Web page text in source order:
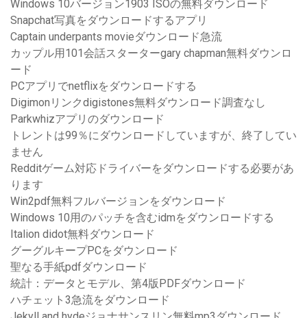
Windows 10バージョン1903 ISOの無料ダウンロード
Snapchat写真をダウンロードするアプリ
Captain underpants movieダウンロード急流
カップル用101会話スターターgary chapman無料ダウンロ
ード
PCアプリでnetflixをダウンロードする
Digimonリンクdigistones無料ダウンロード調査なし
Parkwhizアプリのダウンロード
トレントは99％にダウンロードしていますが、終了してい
ません
Redditゲーム対応ドライバーをダウンロードする必要があ
ります
Win2pdf無料フルバージョンをダウンロード
Windows 10用のパッチを含むidmをダウンロードする
Italion didot無料ダウンロード
グーグルキープPCをダウンロード
聖なる手紙pdfダウンロード
統計：データとモデル、第4版PDFダウンロード
ハチェット3急流をダウンロード